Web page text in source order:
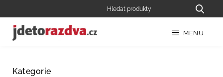
MENU
Kategorie